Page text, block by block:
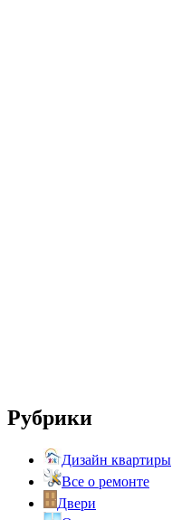
Рубрики
Дизайн квартиры
Все о ремонте
Двери